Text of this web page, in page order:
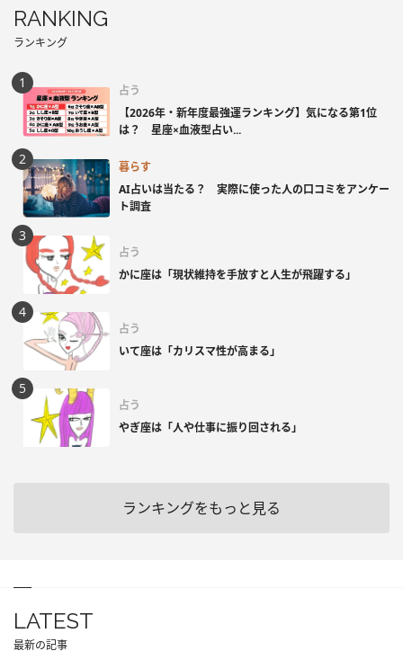
RANKING
ランキング
占う
【2026年・新年度最強運ランキング】気になる第1位
は？ 星座×血液型占い...
暮らす
AI占いは当たる？ 実際に使った人の口コミをアンケー
ト調査
占う
かに座は「現状維持を手放すと人生が飛躍する」
占う
いて座は「カリスマ性が高まる」
占う
やぎ座は「人や仕事に振り回される」
ランキングをもっと見る
LATEST
最新の記事